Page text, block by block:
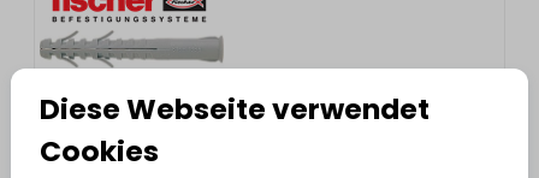
FISCHER Ankerstange RG M 16 x 250
Bestell-Nr.:
Diese Webseite verwendet
Cookies